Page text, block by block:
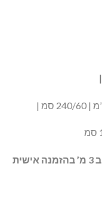
הדפסה לפי מידה – ניתן להזמין עד רוחב 3 מ’ בהזמנה אישית